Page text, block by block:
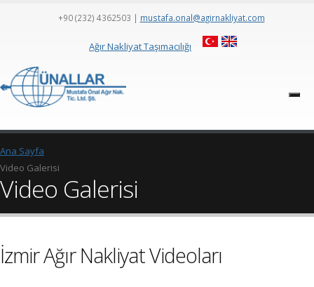
+90 (232) 4362503 | mustafa.onal@agirnakliyat.com
Ağır Nakliyat Taşımacılığı
Ana Sayfa
Video Galerisi
Video Galerisi
İzmir Ağır Nakliyat Videoları